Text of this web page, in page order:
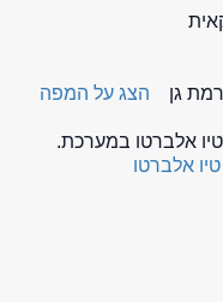
הצג על המפה
אלברטו במערכת.
אלברטו